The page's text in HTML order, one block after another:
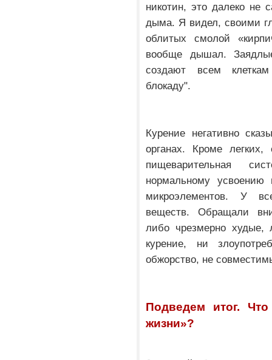
никотин, это далеко не
дыма. Я видел, своими
облитых смолой
вообще дышал.
создают всем
блокаду".
Курение негативно
органах. Кроме
пищеварительная
нормальному усвоению
микроэлементов. У
веществ. Обращали
либо чрезмерно
курение, ни
обжорство, не
Подведем итог.
жизни»?